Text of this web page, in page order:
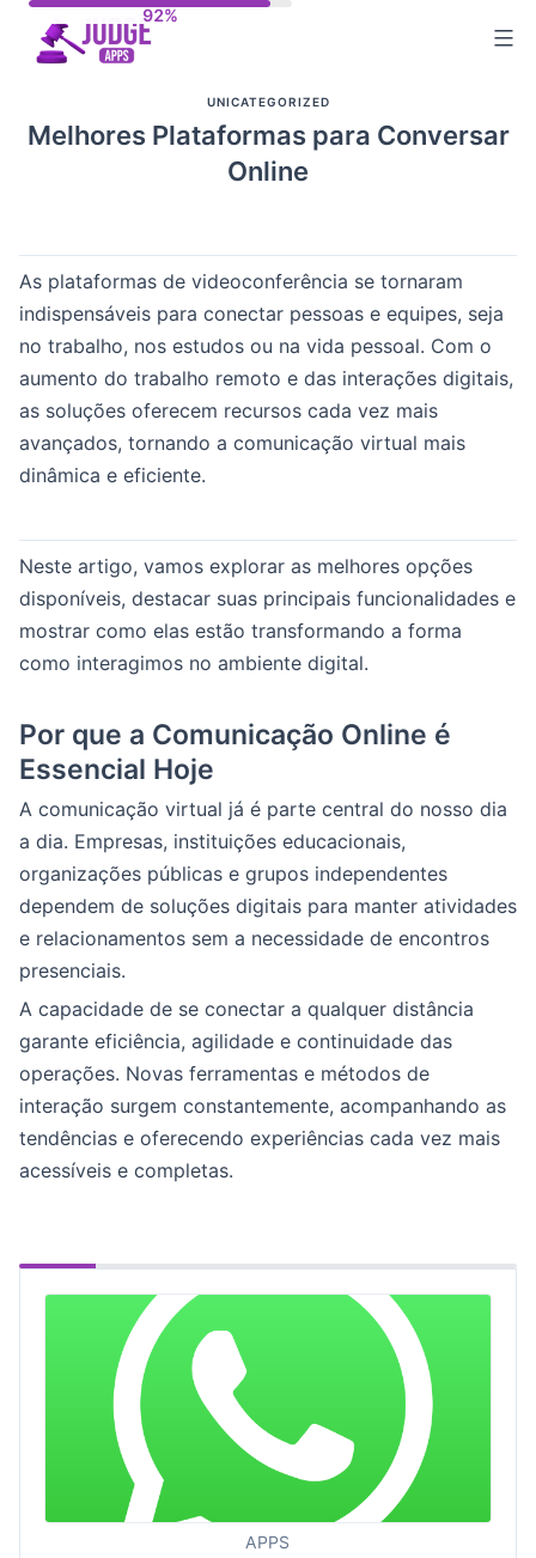
UNICATEGORIZED
Melhores Plataformas para Conversar
Online
As plataformas de videoconferência se tornaram
indispensáveis para conectar pessoas e equipes, seja
no trabalho, nos estudos ou na vida pessoal. Com o
aumento do trabalho remoto e das interações digitais,
as soluções oferecem recursos cada vez mais
avançados, tornando a comunicação virtual mais
dinâmica e eficiente.
Neste artigo, vamos explorar as melhores opções
disponíveis, destacar suas principais funcionalidades e
mostrar como elas estão transformando a forma
como interagimos no ambiente digital.
Por que a Comunicação Online é
Essencial Hoje
A comunicação virtual já é parte central do nosso dia
a dia. Empresas, instituições educacionais,
organizações públicas e grupos independentes
dependem de soluções digitais para manter atividades
e relacionamentos sem a necessidade de encontros
presenciais.
A capacidade de se conectar a qualquer distância
garante eficiência, agilidade e continuidade das
operações. Novas ferramentas e métodos de
interação surgem constantemente, acompanhando as
tendências e oferecendo experiências cada vez mais
acessíveis e completas.
APPS